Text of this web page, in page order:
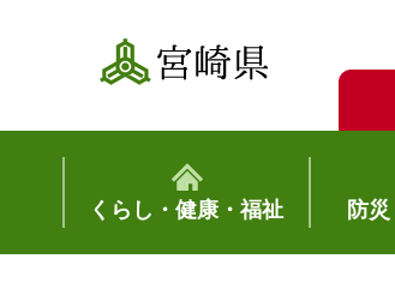
宮崎県
くらし・健康・福祉 防